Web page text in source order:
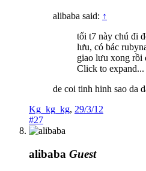
alibaba said: ↑
tối t7 này chú đi
lưu, có bác
giao lưu xong
Click to expand...
de coi tinh hinh sao da
Kg_kg_kg, 29/3/12
#27
alibaba Guest